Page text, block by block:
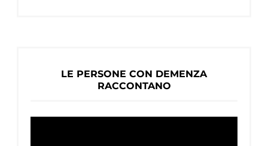
LE PERSONE CON DEMENZA
RACCONTANO